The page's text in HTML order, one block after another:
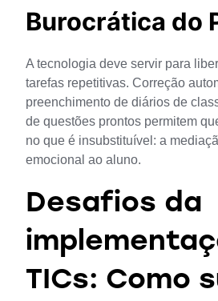
Burocrática do
A tecnologia deve servir para
tarefas repetitivas. Correção
preenchimento de diários de
de questões prontos permitem
no que é insubstituível: a
emocional ao aluno.
Desafios da
TICs: Como